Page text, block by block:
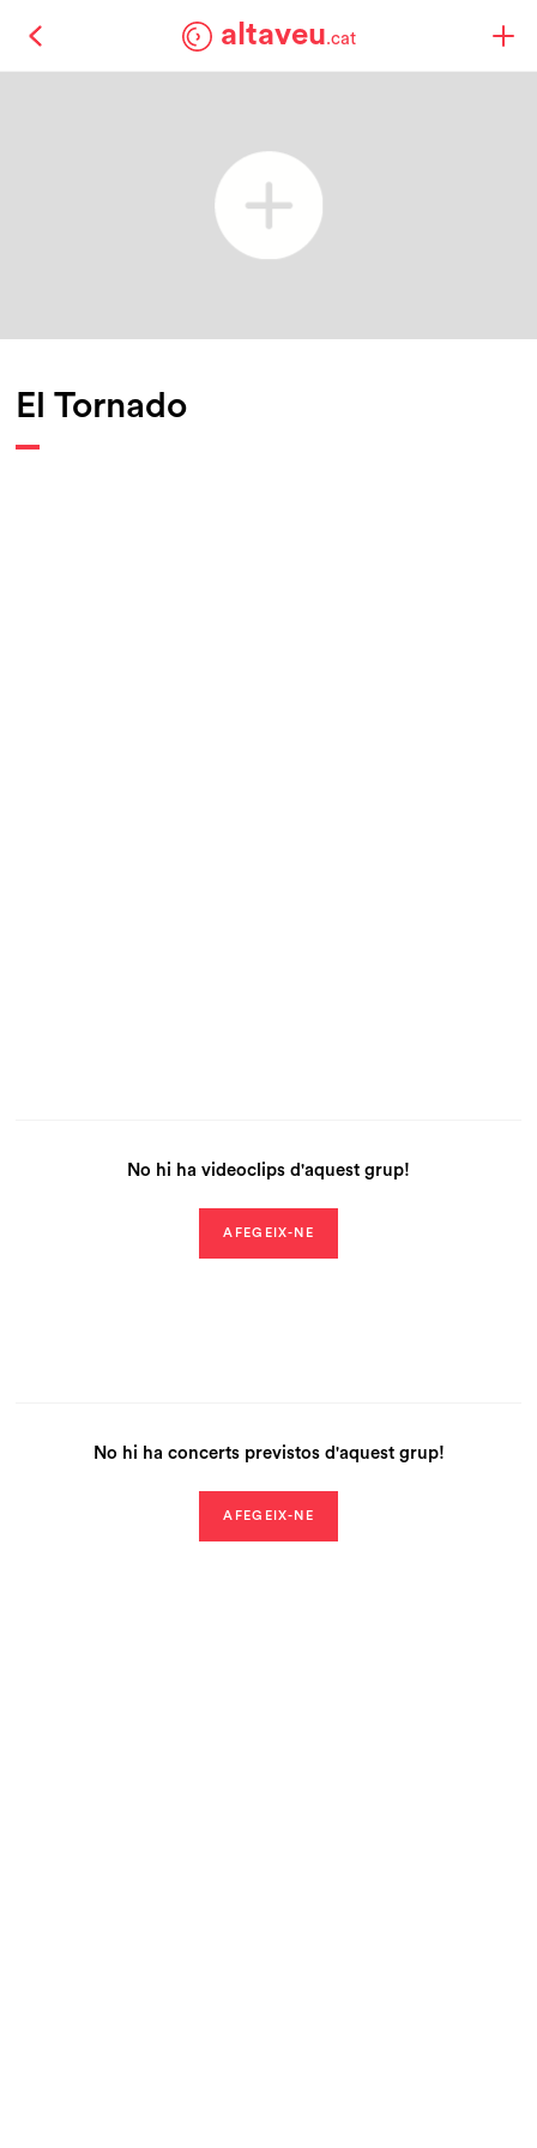
altaveu.cat
El Tornado
No hi ha videoclips d'aquest grup!
AFEGEIX-NE
No hi ha concerts previstos d'aquest grup!
AFEGEIX-NE